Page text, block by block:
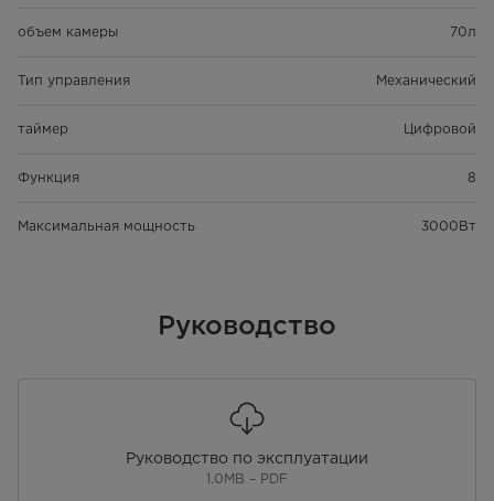
объем камеры 70л
Тип управления Механический
таймер Цифровой
Функция 8
Максимальная мощность 3000Вт
Руководство
Руководство по эксплуатации
1.0MB – PDF